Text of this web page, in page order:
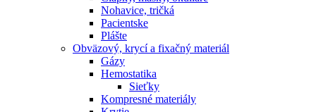
Nohavice, tričká
Pacientske
Plášte
Obväzový, krycí a fixačný materiál
Gázy
Hemostatika
Sieťky
Kompresné materiály